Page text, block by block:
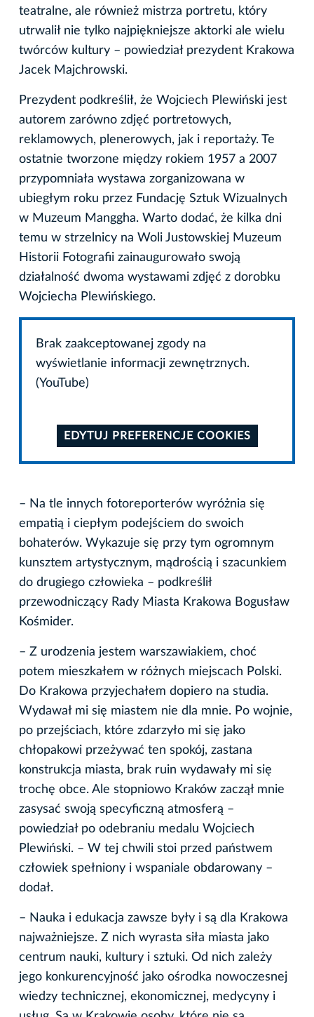
teatralne, ale również mistrza portretu, który
utrwalił nie tylko najpiękniejsze aktorki ale wielu
twórców kultury – powiedział prezydent Krakowa
Jacek Majchrowski.
Prezydent podkreślił, że Wojciech Plewiński jest
autorem zarówno zdjęć portretowych,
reklamowych, plenerowych, jak i reportaży. Te
ostatnie tworzone między rokiem 1957 a 2007
przypomniała wystawa zorganizowana w
ubiegłym roku przez Fundację Sztuk Wizualnych
w Muzeum Manggha. Warto dodać, że kilka dni
temu w strzelnicy na Woli Justowskiej Muzeum
Historii Fotografii zainaugurowało swoją
działalność dwoma wystawami zdjęć z dorobku
Wojciecha Plewińskiego.
Brak zaakceptowanej zgody na
wyświetlanie informacji zewnętrznych.
(YouTube)
EDYTUJ PREFERENCJE COOKIES
– Na tle innych fotoreporterów wyróżnia się
empatią i ciepłym podejściem do swoich
bohaterów. Wykazuje się przy tym ogromnym
kunsztem artystycznym, mądrością i szacunkiem
do drugiego człowieka – podkreślił
przewodniczący Rady Miasta Krakowa Bogusław
Kośmider.
– Z urodzenia jestem warszawiakiem, choć
potem mieszkałem w różnych miejscach Polski.
Do Krakowa przyjechałem dopiero na studia.
Wydawał mi się miastem nie dla mnie. Po wojnie,
po przejściach, które zdarzyło mi się jako
chłopakowi przeżywać ten spokój, zastana
konstrukcja miasta, brak ruin wydawały mi się
trochę obce. Ale stopniowo Kraków zaczął mnie
zasysać swoją specyficzną atmosferą –
powiedział po odebraniu medalu Wojciech
Plewiński. – W tej chwili stoi przed państwem
człowiek spełniony i wspaniale obdarowany –
dodał.
– Nauka i edukacja zawsze były i są dla Krakowa
najważniejsze. Z nich wyrasta siła miasta jako
centrum nauki, kultury i sztuki. Od nich zależy
jego konkurencyjność jako ośrodka nowoczesnej
wiedzy technicznej, ekonomicznej, medycyny i